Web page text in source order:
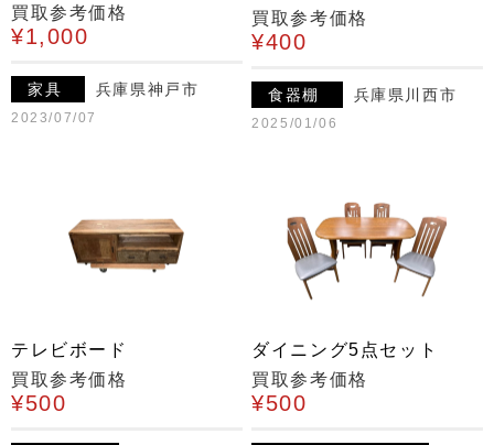
買取参考価格
¥1,000
家具 兵庫県神戸市
2023/07/07
買取参考価格
¥400
食器棚 兵庫県川西市
2025/01/06
テレビボード
買取参考価格
¥500
ダイニング5点セット
買取参考価格
¥500